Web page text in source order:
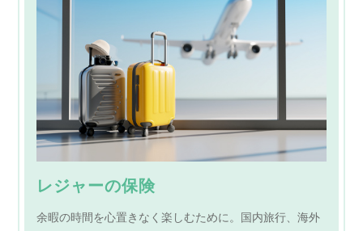
レジャーの保険
余暇の時間を心置きなく楽しむために。国内旅行、海外